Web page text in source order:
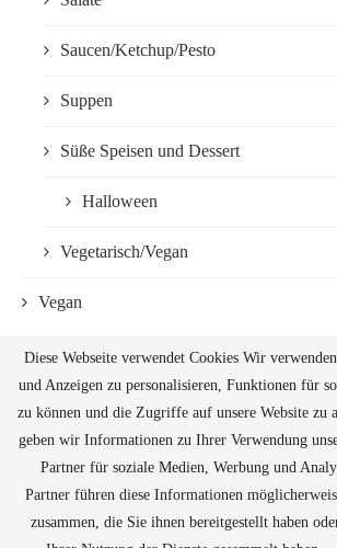
Saucen/Ketchup/Pesto
Suppen
Süße Speisen und Dessert
Halloween
Vegetarisch/Vegan
Vegan
@2019 - All Right Reserved. Designed and
Diese Webseite verwendet Cookies Wir
und Anzeigen zu personalisieren, Funktionen für
zu können und die Zugriffe auf unsere Website zu
geben wir Informationen zu Ihrer Verwendung
Partner für soziale Medien, Werbung und
Partner führen diese Informationen
zusammen, die Sie ihnen bereitgestellt haben